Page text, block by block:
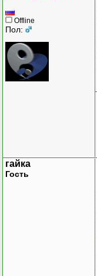
Offline
Пол:
гайка
Гость